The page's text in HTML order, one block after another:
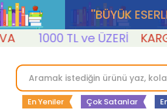
''BÜYÜK
1000 TL ve ÜZERİ KARGO
En Yeniler Çok Satanlar